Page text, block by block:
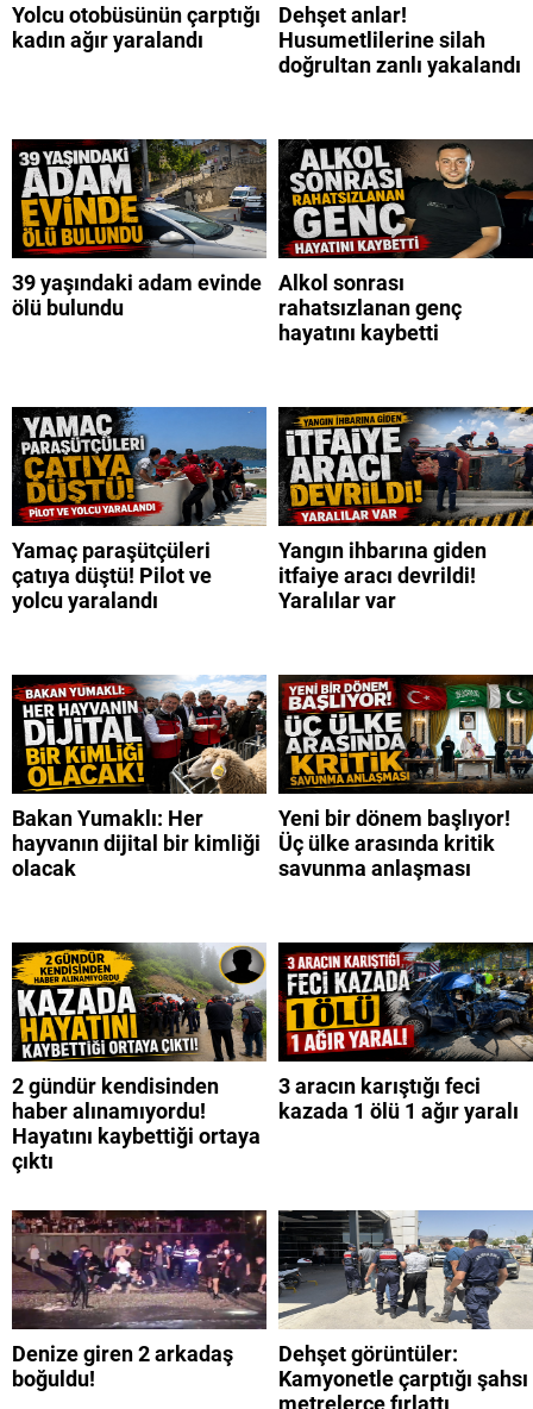
Yolcu otobüsünün çarptığı
kadın ağır yaralandı
Dehşet anlar!
Husumetlilerine silah
doğrultan zanlı yakalandı
39 yaşındaki adam evinde
ölü bulundu
Alkol sonrası
rahatsızlanan genç
hayatını kaybetti
Yamaç paraşütçüleri
çatıya düştü! Pilot ve
yolcu yaralandı
Yangın ihbarına giden
itfaiye aracı devrildi!
Yaralılar var
Bakan Yumaklı: Her
hayvanın dijital bir kimliği
olacak
Yeni bir dönem başlıyor!
Üç ülke arasında kritik
savunma anlaşması
2 gündür kendisinden
haber alınamıyordu!
Hayatını kaybettiği ortaya
çıktı
3 aracın karıştığı feci
kazada 1 ölü 1 ağır yaralı
Denize giren 2 arkadaş
boğuldu!
Dehşet görüntüler:
Kamyonetle çarptığı şahsı
metrelerce fırlattı